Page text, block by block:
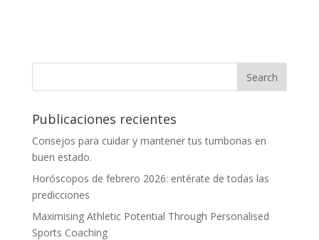
Publicaciones recientes
Consejos para cuidar y mantener tus tumbonas en
buen estado.
Horóscopos de febrero 2026: entérate de todas las
predicciones
Maximising Athletic Potential Through Personalised
Sports Coaching